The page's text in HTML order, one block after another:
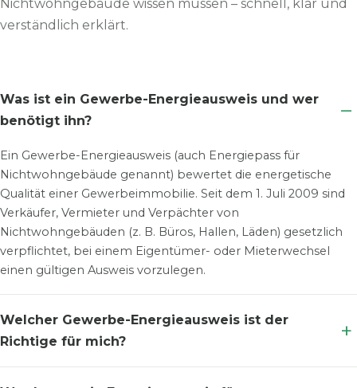
Nichtwohngebäude wissen müssen – schnell, klar und
verständlich erklärt.
Was ist ein Gewerbe-Energieausweis und wer
benötigt ihn?
Ein Gewerbe-Energieausweis (auch Energiepass für
Nichtwohngebäude genannt) bewertet die energetische
Qualität einer Gewerbeimmobilie. Seit dem 1. Juli 2009 sind
Verkäufer, Vermieter und Verpächter von
Nichtwohngebäuden (z. B. Büros, Hallen, Läden) gesetzlich
verpflichtet, bei einem Eigentümer- oder Mieterwechsel
einen gültigen Ausweis vorzulegen.
Welcher Gewerbe-Energieausweis ist der
Richtige für mich?